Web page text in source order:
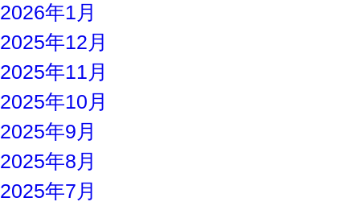
2026年1月
2025年12月
2025年11月
2025年10月
2025年9月
2025年8月
2025年7月